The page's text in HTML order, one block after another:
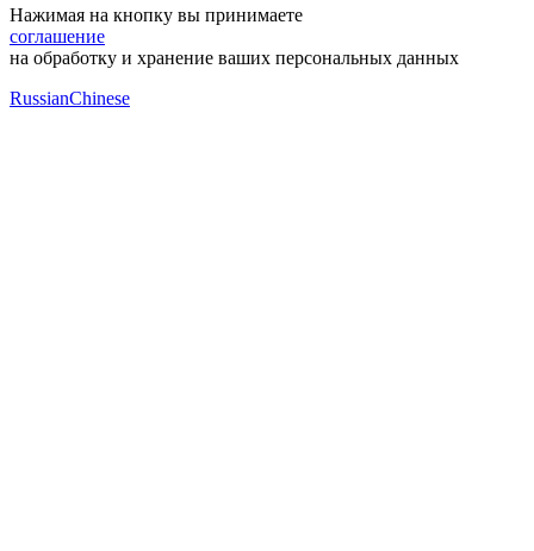
Нажимая на кнопку вы принимаете
соглашение
на обработку и хранение ваших персональных данных
RussianChinese